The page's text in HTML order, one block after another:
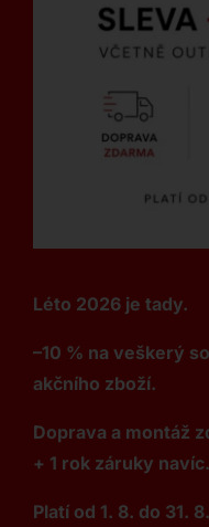
Léto 2026 je tady.
–10 % na veškerý
akčního zboží.
Doprava a montáž
+ 1 rok záruky navíc.
Platí od 1. 8. do 31.